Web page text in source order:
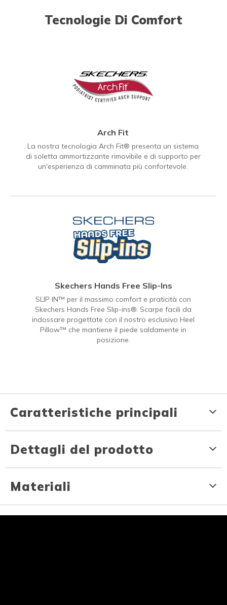
Tecnologie Di Comfort
Arch Fit
La nostra tecnologia Arch Fit® presenta un sistema
di soletta ammortizzante rimovibile e di supporto per
un'esperienza di camminata più confortevole.
Skechers Hands Free Slip-Ins
SLIP IN™ per il massimo comfort e praticità con
Skechers Hands Free Slip-ins®. Scarpe facili da
indossare progettate con il nostro esclusivo Heel
Pillow™ che mantiene il piede saldamente in
posizione.
Caratteristiche principali
Dettagli del prodotto
Materiali